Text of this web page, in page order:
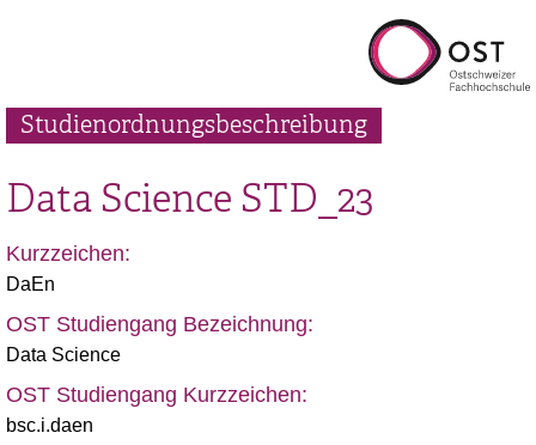
Studienordnungsbeschreibung
Data Science STD_23
Kurzzeichen:
DaEn
OST Studiengang Bezeichnung:
Data Science
OST Studiengang Kurzzeichen:
bsc.i.daen